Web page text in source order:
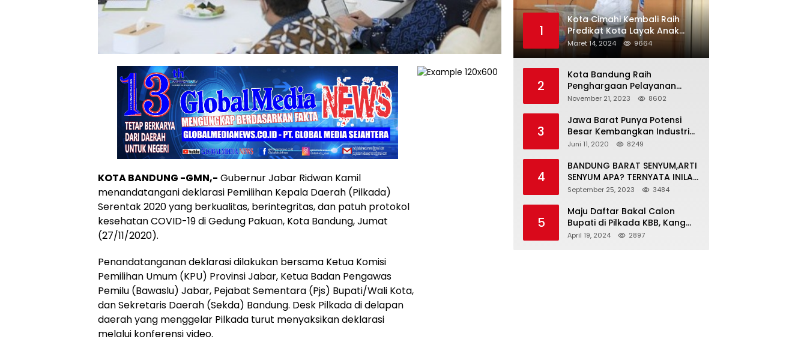
KOTA BANDUNG -GMN,- Gubernur Jabar Ridwan Kamil
menandatangani deklarasi Pemilihan Kepala Daerah (Pilkada)
Serentak 2020 yang berkualitas, berintegritas, dan patuh protokol
kesehatan COVID-19 di Gedung Pakuan, Kota Bandung, Jumat
(27/11/2020).
Penandatanganan deklarasi dilakukan bersama Ketua Komisi
Pemilihan Umum (KPU) Provinsi Jabar, Ketua Badan Pengawas
Pemilu (Bawaslu) Jabar, Pejabat Sementara (Pjs) Bupati/Wali Kota,
dan Sekretaris Daerah (Sekda) Bandung. Desk Pilkada di delapan
daerah yang menggelar Pilkada turut menyaksikan deklarasi
melalui konferensi video.
1
Kota Cimahi Kembali Raih
Predikat Kota Layak Anak
2024
Maret 14, 2024 9664
2
Kota Bandung Raih
Penghargaan Pelayanan
Publik Terbaik Tahun 2023
November 21, 2023 8602
3
Jawa Barat Punya Potensi
Besar Kembangkan Industri
Kreatif di Era Normal Baru
Juni 11, 2020 8249
4
BANDUNG BARAT SENYUM,ARTI
SENYUM APA? TERNYATA INILAH
SINGKATAN DAN MAKNANYA
September 25, 2023 3484
5
Maju Daftar Bakal Calon
Bupati di Pilkada KBB, Kang
ABR Terdepan Siap Bersaing
April 19, 2024 2897